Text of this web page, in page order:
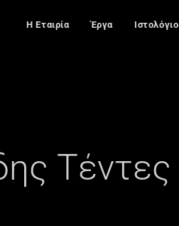
Η Εταιρία Έργα Ιστολόγιο
Τέντες